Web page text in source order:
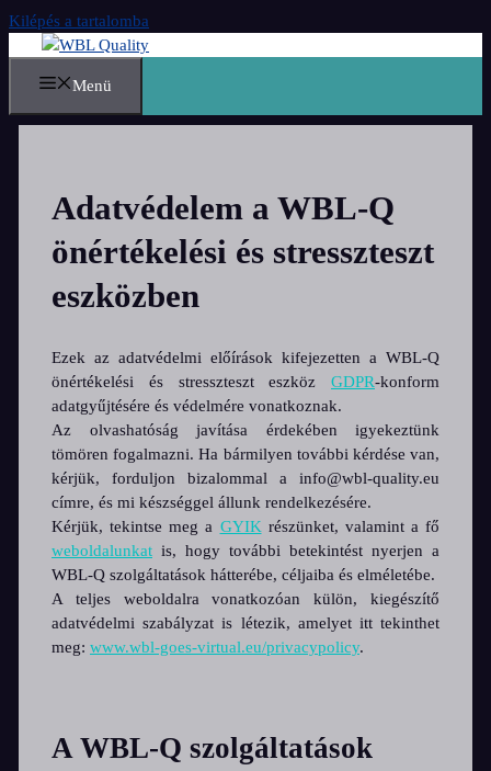
Kilépés a tartalomba
Menü
Adatvédelem a WBL-Q
önértékelési és stresszteszt
eszközben
Ezek az adatvédelmi előírások kifejezetten a WBL-Q
önértékelési és stresszteszt eszköz GDPR-konform
adatgyűjtésére és védelmére vonatkoznak.
Az olvashatóság javítása érdekében igyekeztünk
tömören fogalmazni. Ha bármilyen további kérdése van,
kérjük, forduljon bizalommal a info@wbl-quality.eu
címre, és mi készséggel állunk rendelkezésére.
Kérjük, tekintse meg a GYIKrészünket, valamint a fő
weboldalunkat is, hogy további betekintést nyerjen a
WBL-Q szolgáltatások hátterébe, céljaiba és elméletébe.
A teljes weboldalra vonatkozóan külön, kiegészítő
adatvédelmi szabályzat is létezik, amelyet itt tekinthet
meg: www.wbl-goes-virtual.eu/privacypolicy.
A WBL-Q szolgáltatások